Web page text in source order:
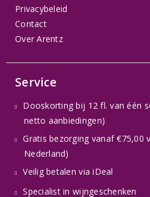
Privacybeleid
Contact
Over Arentz
Service
Dooskorting bij 12 fl. van één
netto aanbiedingen)
Gratis bezorging vanaf €75,00
Nederland)
Veilig betalen via iDeal
Specialist in wijngeschenken